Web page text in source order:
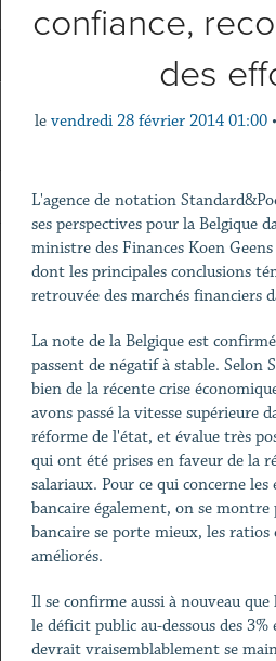
confiance,
des
le vendredi 28 février 2014 01:00 •
L'agence de notation
ses perspectives pour la Belgique
ministre des Finances Koen
dont les principales conclusions
retrouvée des marchés financiers
La note de la Belgique est
passent de négatif à stable. Selon
bien de la récente crise
avons passé la vitesse supérieure
réforme de l'état, et évalue très
qui ont été prises en faveur de la
salariaux. Pour ce qui concerne
bancaire également, on se montre
bancaire se porte mieux, les
améliorés.
Il se confirme aussi à nouveau
le déficit public au-dessous des
devrait vraisemblablement se